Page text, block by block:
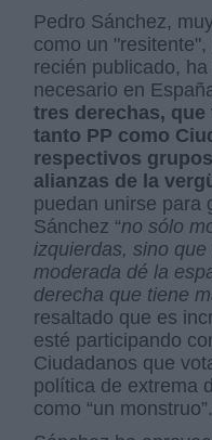
Pedro Sánchez,
como un
recién publicado,
necesario en
tres derechas,
tanto PP como
respectivos
alianzas de la
puedan unirse para
Sánchez “no sólo
izquierdas, sino
moderada dé la
derecha que tiene
resaltado que es
esté participando
Ciudadanos que
política de extrema
como “un monstruo”.